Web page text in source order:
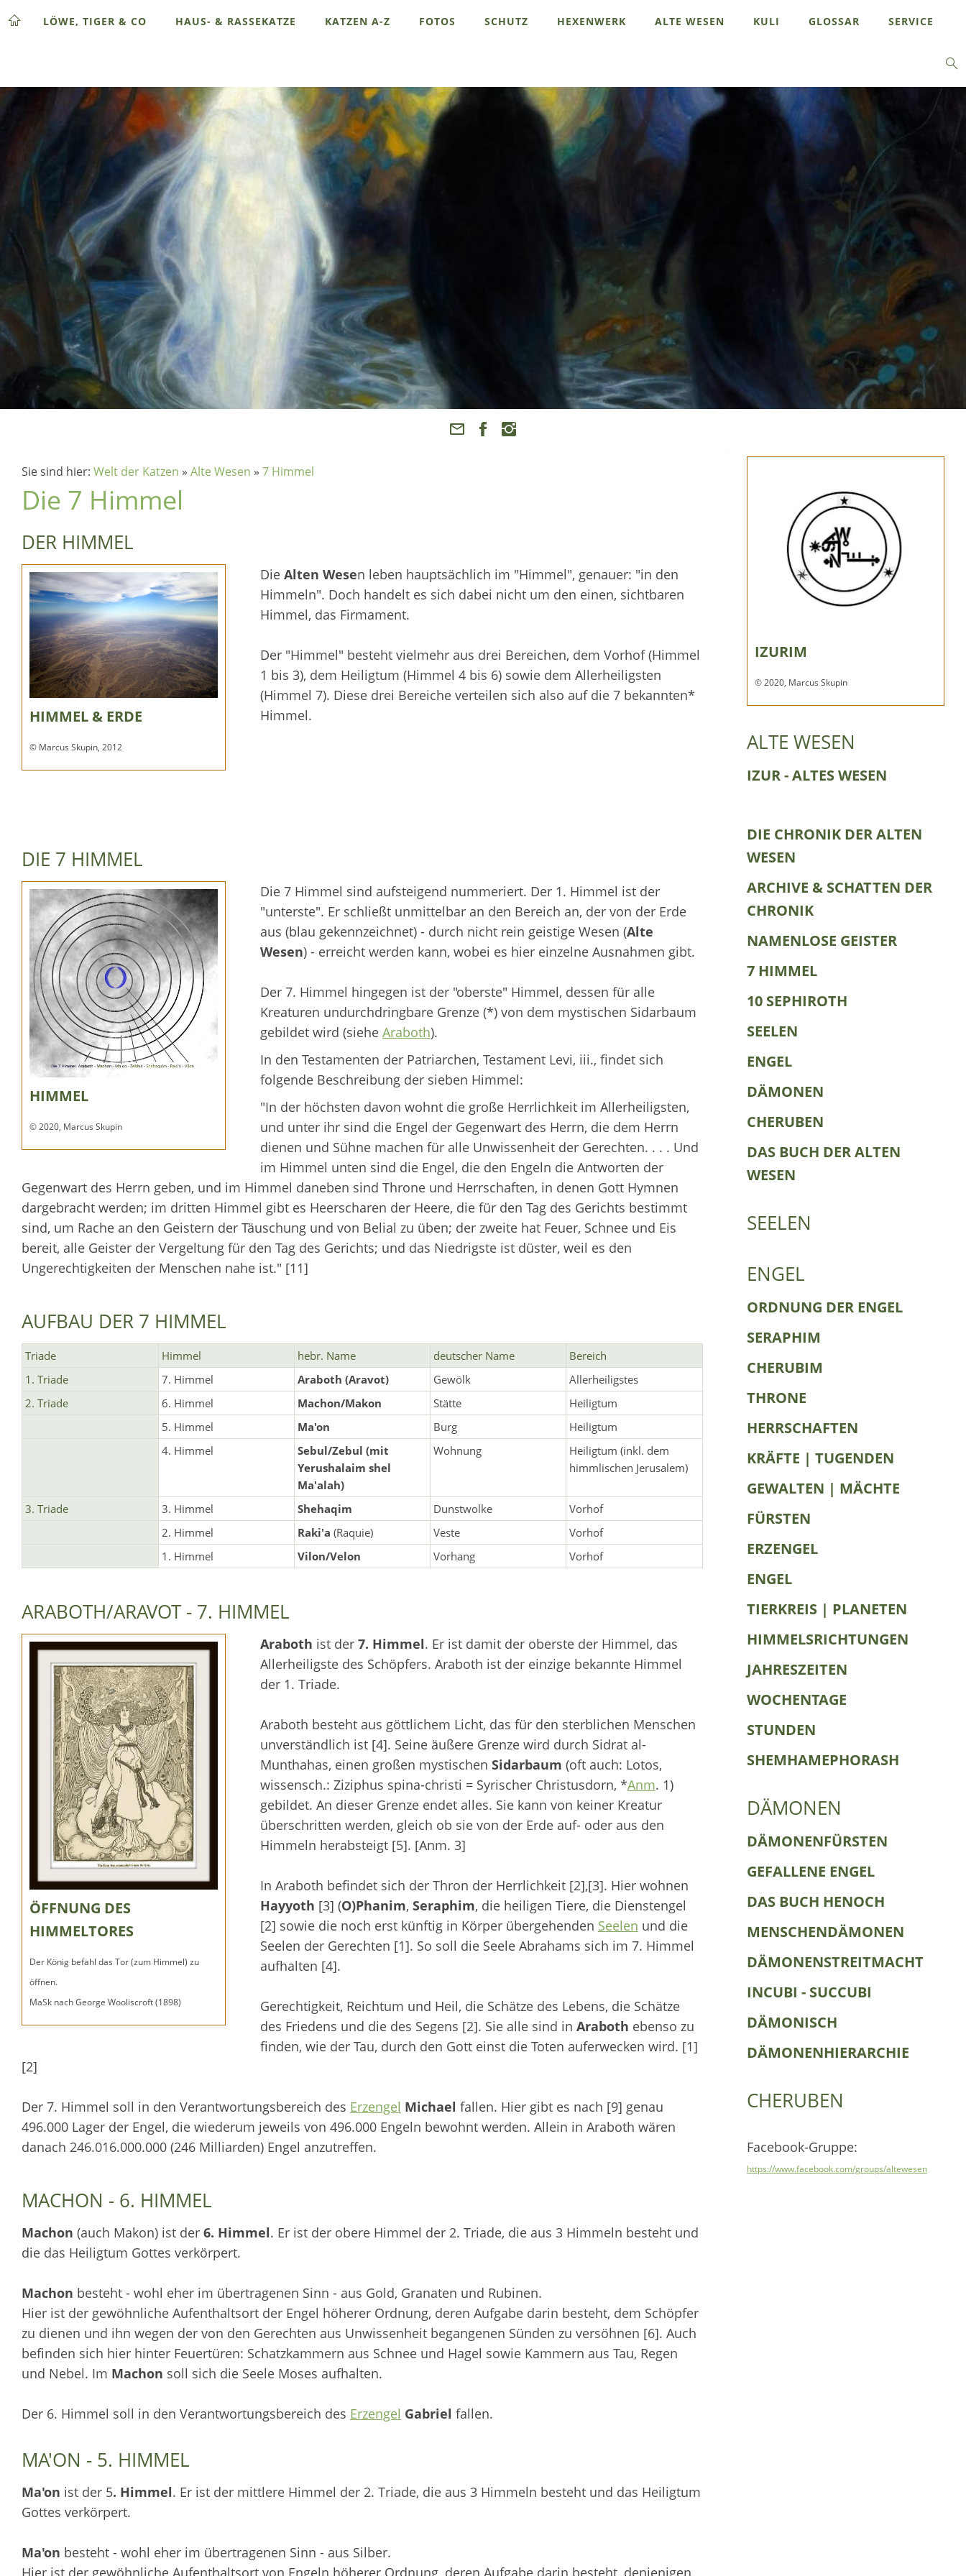
LÖWE, TIGER & CO HAUS- & RASSEKATZE KATZEN A-Z FOTOS SCHUTZ HEXENWERK ALTE WESEN KULI GLOSSAR SERVICE
Sie sind hier: Welt der Katzen » Alte Wesen » 7 Himmel
Die 7 Himmel
DER HIMMEL
HIMMEL & ERDE
© Marcus Skupin, 2012
Die Alten Wesen leben hauptsächlich im "Himmel", genauer: "in den
Himmeln". Doch handelt es sich dabei nicht um den einen, sichtbaren
Himmel, das Firmament.
Der "Himmel" besteht vielmehr aus drei Bereichen, dem Vorhof (Himmel
1 bis 3), dem Heiligtum (Himmel 4 bis 6) sowie dem Allerheiligsten
(Himmel 7). Diese drei Bereiche verteilen sich also auf die 7 bekannten*
Himmel.
DIE 7 HIMMEL
HIMMEL
© 2020, Marcus Skupin
Die 7 Himmel sind aufsteigend nummeriert. Der 1. Himmel ist der
"unterste". Er schließt unmittelbar an den Bereich an, der von der Erde
aus (blau gekennzeichnet) - durch nicht rein geistige Wesen (Alte
Wesen) - erreicht werden kann, wobei es hier einzelne Ausnahmen gibt.
Der 7. Himmel hingegen ist der "oberste" Himmel, dessen für alle
Kreaturen undurchdringbare Grenze (*) von dem mystischen Sidarbaum
gebildet wird (siehe Araboth).
In den Testamenten der Patriarchen, Testament Levi, iii., findet sich
folgende Beschreibung der sieben Himmel:
"In der höchsten davon wohnt die große Herrlichkeit im Allerheiligsten,
und unter ihr sind die Engel der Gegenwart des Herrn, die dem Herrn
dienen und Sühne machen für alle Unwissenheit der Gerechten. . . . Und
im Himmel unten sind die Engel, die den Engeln die Antworten der
Gegenwart des Herrn geben, und im Himmel daneben sind Throne und Herrschaften, in denen Gott Hymnen
dargebracht werden; im dritten Himmel gibt es Heerscharen der Heere, die für den Tag des Gerichts bestimmt
sind, um Rache an den Geistern der Täuschung und von Belial zu üben; der zweite hat Feuer, Schnee und Eis
bereit, alle Geister der Vergeltung für den Tag des Gerichts; und das Niedrigste ist düster, weil es den
Ungerechtigkeiten der Menschen nahe ist." [11]
AUFBAU DER 7 HIMMEL
Triade Himmel hebr. Name deutscher Name
Bereich
1. Triade
7. Himmel Araboth (Aravot) Gewölk
Allerheiligstes
2. Triade
6. Himmel Machon/Makon Stätte
Heiligtum
5. Himmel
Ma'on Burg
Heiligtum
4. Himmel
Sebul/Zebul (mit
Yerushalaim shel
Ma'alah)
Wohnung
Heiligtum (inkl. dem
himmlischen Jerusalem)
3. Triade 3. Himmel Shehaqim Dunstwolke
Vorhof
2. Himmel
Raki'a (Raquie) Veste
Vorhof
1. Himmel
Vilon/Velon Vorhang Vorhof
ARABOTH/ARAVOT - 7. HIMMEL
ÖFFNUNG DES
HIMMELTORES
Der König befahl das Tor (zum Himmel) zu
öffnen.
MaSk nach George Wooliscroft (1898)
Araboth ist der 7. Himmel. Er ist damit der oberste der Himmel, das
Allerheiligste des Schöpfers. Araboth ist der einzige bekannte Himmel
der 1. Triade.
Araboth besteht aus göttlichem Licht, das für den sterblichen Menschen
unverständlich ist [4]. Seine äußere Grenze wird durch Sidrat al-
Munthahas, einen großen mystischen Sidarbaum (oft auch: Lotos,
wissensch.: Ziziphus spina-christi = Syrischer Christusdorn, *Anm. 1)
gebildet. An dieser Grenze endet alles. Sie kann von keiner Kreatur
überschritten werden, gleich ob sie von der Erde auf- oder aus den
Himmeln herabsteigt [5]. [Anm. 3]
In Araboth befindet sich der Thron der Herrlichkeit [2],[3]. Hier wohnen
Hayyoth [3] (O)Phanim, Seraphim, die heiligen Tiere, die Dienstengel
[2] sowie die noch erst künftig in Körper übergehenden Seelen und die
Seelen der Gerechten [1]. So soll die Seele Abrahams sich im 7. Himmel
aufhalten [4].
Gerechtigkeit, Reichtum und Heil, die Schätze des Lebens, die Schätze
des Friedens und die des Segens [2]. Sie alle sind in Araboth ebenso zu
finden, wie der Tau, durch den Gott einst die Toten auferwecken wird. [1]
[2]
Der 7. Himmel soll in den Verantwortungsbereich des Erzengel Michael fallen. Hier gibt es nach [9] genau
496.000 Lager der Engel, die wiederum jeweils von 496.000 Engeln bewohnt werden. Allein in Araboth wären
danach 246.016.000.000 (246 Milliarden) Engel anzutreffen.
MACHON - 6. HIMMEL
Machon (auch Makon) ist der 6. Himmel. Er ist der obere Himmel der 2. Triade, die aus 3 Himmeln besteht und
die das Heiligtum Gottes verkörpert.
Machon besteht - wohl eher im übertragenen Sinn - aus Gold, Granaten und Rubinen.
Hier ist der gewöhnliche Aufenthaltsort der Engel höherer Ordnung, deren Aufgabe darin besteht, dem Schöpfer
zu dienen und ihn wegen der von den Gerechten aus Unwissenheit begangenen Sünden zu versöhnen [6]. Auch
befinden sich hier hinter Feuertüren: Schatzkammern aus Schnee und Hagel sowie Kammern aus Tau, Regen
und Nebel. Im Machon soll sich die Seele Moses aufhalten.
Der 6. Himmel soll in den Verantwortungsbereich des Erzengel Gabriel fallen.
MA'ON - 5. HIMMEL
Ma'on ist der 5. Himmel. Er ist der mittlere Himmel der 2. Triade, die aus 3 Himmeln besteht und das Heiligtum
Gottes verkörpert.
Ma'on besteht - wohl eher im übertragenen Sinn - aus Silber.
Hier ist der gewöhnliche Aufenthaltsort von Engeln höherer Ordnung, deren Aufgabe darin besteht, denjenigen,
IZURIM
© 2020, Marcus Skupin
ALTE WESEN
IZUR - ALTES WESEN
DIE CHRONIK DER ALTEN
WESEN
ARCHIVE & SCHATTEN DER
CHRONIK
NAMENLOSE GEISTER
7 HIMMEL
10 SEPHIROTH
SEELEN
ENGEL
DÄMONEN
CHERUBEN
DAS BUCH DER ALTEN
WESEN
SEELEN
ENGEL
ORDNUNG DER ENGEL
SERAPHIM
CHERUBIM
THRONE
HERRSCHAFTEN
KRÄFTE | TUGENDEN
GEWALTEN | MÄCHTE
FÜRSTEN
ERZENGEL
ENGEL
TIERKREIS | PLANETEN
HIMMELSRICHTUNGEN
JAHRESZEITEN
WOCHENTAGE
STUNDEN
SHEMHAMEPHORASH
DÄMONEN
DÄMONENFÜRSTEN
GEFALLENE ENGEL
DAS BUCH HENOCH
MENSCHENDÄMONEN
DÄMONENSTREITMACHT
INCUBI - SUCCUBI
DÄMONISCH
DÄMONENHIERARCHIE
CHERUBEN
Facebook-Gruppe:
https://www.facebook.com/groups/altewesen